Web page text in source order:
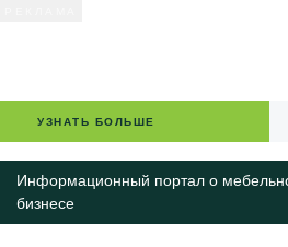
УЗНАТЬ БОЛЬШЕ
Информационный портал о
бизнесе